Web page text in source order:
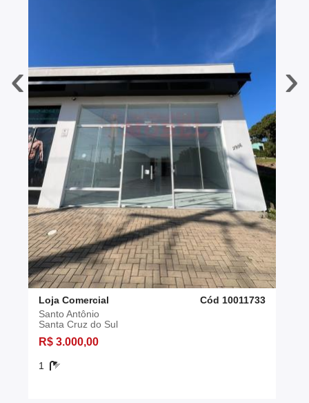
‹
Loja Comercial
Cód 10011733
Santo Antônio
Santa Cruz do Sul
R$ 3.000,00
1
›